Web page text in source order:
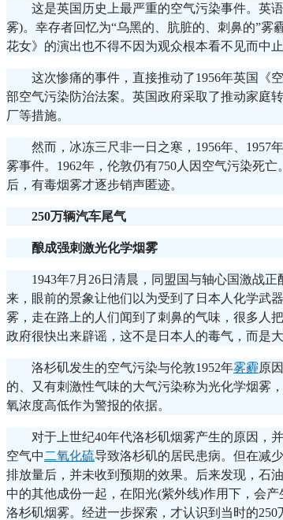
这是英国历史上最严重的空气污染事件。英
雾)。幸存者回忆为“乌黑的、肮脏的、刺鼻的”雾
花女》的演出也不得不因为观众根本看不见而中止
这次惨痛的事件，直接推动了1956年英国《
部空气污染防治法案。英国政府采取了推动家庭
厂等措施。
然而，冰冻三尺非一日之寒，1956年、1957
雾事件。1962年，伦敦仍有750人因空气污染死
后，有毒烟雾才逐步销声匿迹。
250万辆汽车尾气
酿成强刺激光化学烟雾
1943年7月26日清晨，同盟国与轴心国激战
来，眼前的景象让他们以为受到了日本人化学武
雾，走在路上的人们闻到了刺鼻的气味，很多人
政府很快出来辟谣，这不是日本人的毒气，而是
洛杉矶发生的空气污染与伦敦1952年雾霾原
的、又有刺激性气味的大气污染称为光化学烟雾
氧浓度高低作为警报的依据。
对于上世纪40年代洛杉矶烟雾产生的原因，
空气中 二氧化硫导致洛杉矶的居民患病。但在减
排放量后，并未收到预期的效果。后来发现，石
中的其他成份一起，在阳光(紫外线)作用下，会
洛杉矶烟雾。经进一步探索，才认识到当时的